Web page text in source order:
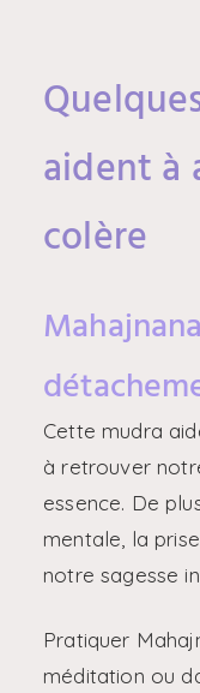
aident à
colère
Cette mudra
à retrouver
essence. De
mentale, la
notre sagesse
Pratiquer
méditation ou